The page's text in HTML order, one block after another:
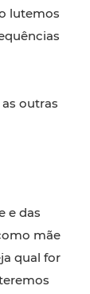
lutemos
outras
e das
mãe
qual for